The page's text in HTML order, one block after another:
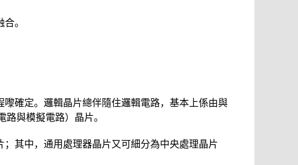
。
確定。邏輯晶片總伴隨住邏輯電路，基本上係由與
與模擬電路）晶片。
其中，通用處理器晶片又可細分為中央處理晶片